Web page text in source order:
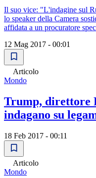
Il suo vice: "L'indagine sul
lo speaker della Camera
affidata a un procuratore
12 Mag 2017 - 00:01
Articolo
Mondo
Trump, direttore
indagano su
18 Feb 2017 - 00:11
Articolo
Mondo